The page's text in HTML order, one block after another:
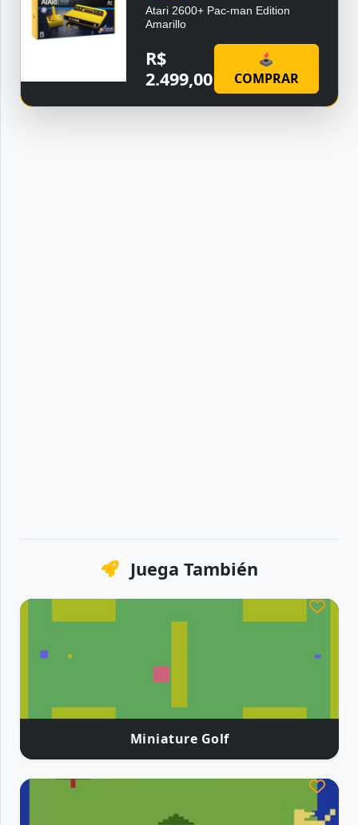
Atari 2600+ Pac-man Edition
Amarillo
R$
2.499,00
🕹
COMPRAR
Juega También
Miniature Golf